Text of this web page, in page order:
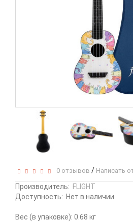
0 отзывов / Написать
Производитель: FLIGHT
Доступность: Нет в наличии
Вес (в упаковке): 0.68 кг